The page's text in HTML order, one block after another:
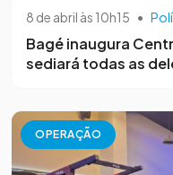
8 de abril às 10h15 •
Bagé inaugura
sediará todas as
OPERAÇÃO